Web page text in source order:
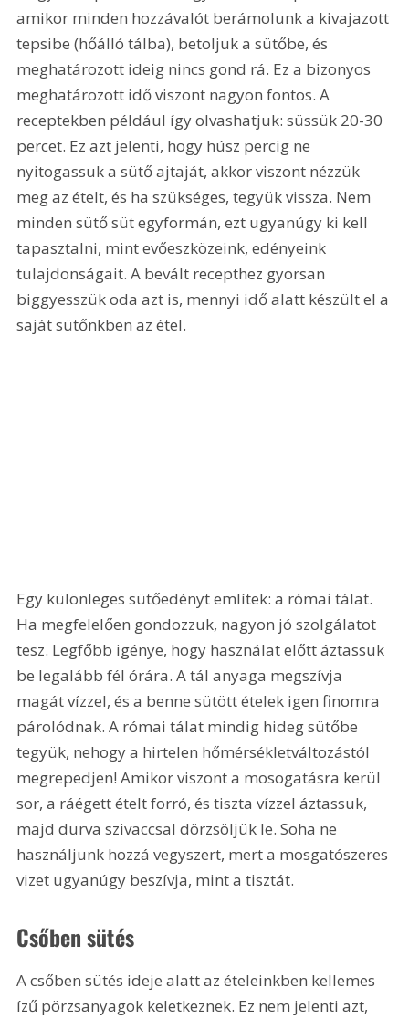
amikor minden hozzávalót berámolunk a kivajazott
tepsibe (hőálló tálba), betoljuk a sütőbe, és
meghatározott ideig nincs gond rá. Ez a bizonyos
meghatározott idő viszont nagyon fontos. A
receptekben például így olvashatjuk: süssük 20-30
percet. Ez azt jelenti, hogy húsz percig ne
nyitogassuk a sütő ajtaját, akkor viszont nézzük
meg az ételt, és ha szükséges, tegyük vissza. Nem
minden sütő süt egyformán, ezt ugyanúgy ki kell
tapasztalni, mint evőeszközeink, edényeink
tulajdonságait. A bevált recepthez gyorsan
biggyesszük oda azt is, mennyi idő alatt készült el a
saját sütőnkben az étel.
Egy különleges sütőedényt említek: a római tálat.
Ha megfelelően gondozzuk, nagyon jó szolgálatot
tesz. Legfőbb igénye, hogy használat előtt áztassuk
be legalább fél órára. A tál anyaga megszívja
magát vízzel, és a benne sütött ételek igen finomra
párolódnak. A római tálat mindig hideg sütőbe
tegyük, nehogy a hirtelen hőmérsékletváltozástól
megrepedjen! Amikor viszont a mosogatásra kerül
sor, a ráégett ételt forró, és tiszta vízzel áztassuk,
majd durva szivaccsal dörzsöljük le. Soha ne
használjunk hozzá vegyszert, mert a mosgatószeres
vizet ugyanúgy beszívja, mint a tisztát.
Csőben sütés
A csőben sütés ideje alatt az ételeinkben kellemes
ízű pörzsanyagok keletkeznek. Ez nem jelenti azt,